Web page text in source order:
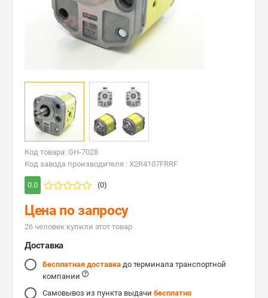
Код товара: GH-7028
Код завода производителя : X2R4107FRRF
0.0 (0)
Цена по запросу
26 человек купили этот товар
Доставка
Бесплатная доставка до терминала транспортной
компании
Самовывоз из пункта выдачи бесплатно